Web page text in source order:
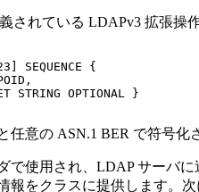
されている LDAPv3 拡張操
SEQUENCE {
STRING OPTIONAL }
意の ASN.1 BER で符号化
で使用され、LDAP サーバ
報をクラスに提供します。